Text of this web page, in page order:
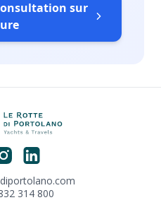
sur
314 800